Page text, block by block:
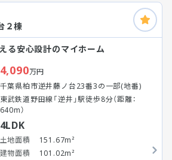
２棟
る安心設計のマイホーム
4,090万円
千葉県柏市逆井藤ノ台23番3の一部(地番)
東武鉄道野田線「逆井」駅徒歩8分（距離：
640m）
4LDK
土地面積
151.67m²
建物面積
101.02m²